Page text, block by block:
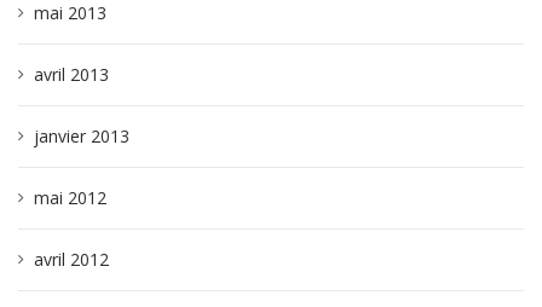
mai 2013
avril 2013
janvier 2013
mai 2012
avril 2012